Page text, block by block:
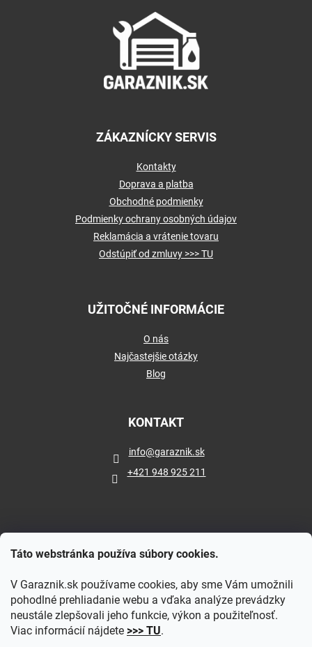
Táto webstránka používa súbory cookies.
V Garaznik.sk používame cookies, aby sme Vám umožnili
pohodlné prehliadanie webu a vďaka analýze prevádzky
neustále zlepšovali jeho funkcie, výkon a použiteľnosť.
Viac informácií nájdete >>> TU.
ZÁKAZNÍCKY SERVIS
Kontakty
Doprava a platba
Obchodné podmienky
Podmienky ochrany osobných údajov
Reklamácia a vrátenie tovaru
Odstúpiť od zmluvy >>> TU
UŽITOČNÉ INFORMÁCIE
O nás
Najčastejšie otázky
Blog
KONTAKT
info@garaznik.sk
+421 948 925 211